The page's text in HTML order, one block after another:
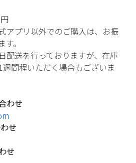
アプリ以外でのご購入は、お振
。
配送を行っておりますが、在庫
間程いただく場合もございま
わせ
せ
せ